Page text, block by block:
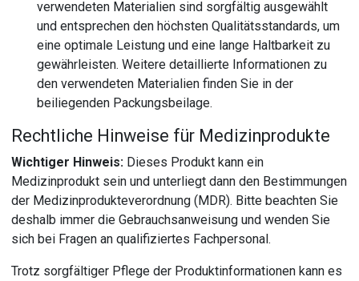
verwendeten Materialien sind sorgfältig ausgewählt
und entsprechen den höchsten Qualitätsstandards, um
eine optimale Leistung und eine lange Haltbarkeit zu
gewährleisten. Weitere detaillierte Informationen zu
den verwendeten Materialien finden Sie in der
beiliegenden Packungsbeilage.
Rechtliche Hinweise für Medizinprodukte
Wichtiger Hinweis: Dieses Produkt kann ein
Medizinprodukt sein und unterliegt dann den Bestimmungen
der Medizinprodukteverordnung (MDR). Bitte beachten Sie
deshalb immer die Gebrauchsanweisung und wenden Sie
sich bei Fragen an qualifiziertes Fachpersonal.
Trotz sorgfältiger Pflege der Produktinformationen kann es